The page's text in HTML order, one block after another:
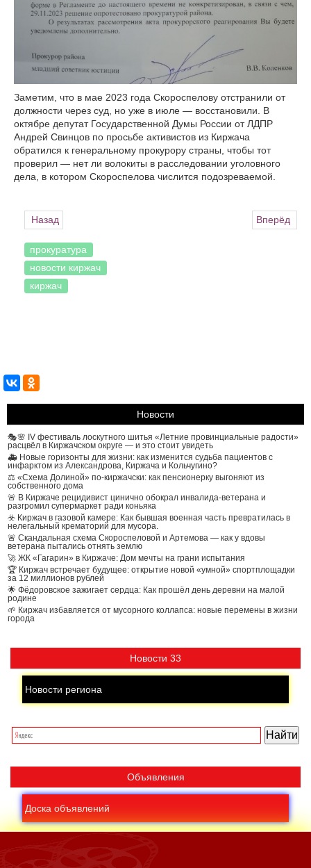
Заметим, что в мае 2023 года Скороспелову отстранили от
должности через суд, но уже в июле — восстановили. В
октябре депутат Государственной Думы России от ЛДПР
Андрей Свинцов по просьбе активистов из Киржача
обратился к генеральному прокурору страны, чтобы тот
проверил — нет ли волокиты в расследовании уголовного
дела, в котором Скороспелова числится подозреваемой.
Назад Вперёд
прокуратура
новости киржач
киржач
Новости
🎭🌸 IV фестиваль лоскутного шитья «Летние провинциальные радости»
расцвёл в Киржачском округе — и это стоит увидеть
🚑 Новые горизонты для жизни: как изменится судьба пациентов с
инфарктом из Александрова, Киржача и Кольчугино?
⚖️ «Схема Долиной» по-киржачски: как пенсионерку выгоняют из
собственного дома
🚨 В Киржаче рецидивист цинично обокрал инвалида-ветерана и
разгромил супермаркет ради коньяка
☣️ Киржач в газовой камере: Как бывшая военная часть превратилась в
нелегальный крематорий для мусора.
🚨 Скандальная схема Скороспеловой и Артемова — как у вдовы
ветерана пытались отнять землю
🚀 ЖК «Гагарин» в Киржаче: Дом мечты на грани испытания
🏆 Киржач встречает будущее: открытие новой «умной» спортплощадки
за 12 миллионов рублей
🌟 Фёдоровское зажигает сердца: Как прошёл день деревни на малой
родине
🌱 Киржач избавляется от мусорного коллапса: новые перемены в жизни
города
Новости 33
Новости региона
Объявления
Доска объявлений